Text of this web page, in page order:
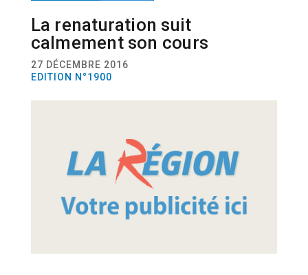
La renaturation suit
calmement son cours
27 DÉCEMBRE 2016
EDITION N°1900